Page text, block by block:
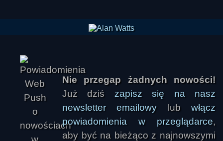
Nie przegap żadnych nowości!
Już dziś zapisz się na nasz
newsletter emailowy lubwłącz
powiadomienia w przeglądarce,
aby być na bieżąco z najnowszymi